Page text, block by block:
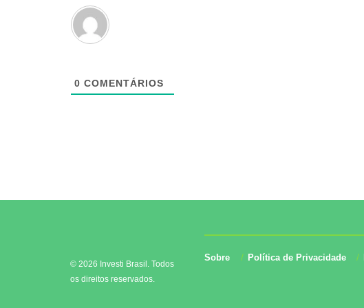
0 COMENTÁRIOS
© 2026 Investi Brasil. Todos
os direitos reservados.
Sobre Política de Privacidade